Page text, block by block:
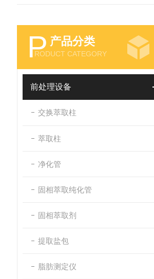
P 产品分类
RODUCT CATEGORY
前处理设备
交换萃取柱
萃取柱
净化管
固相萃取纯化管
固相萃取剂
提取盐包
脂肪测定仪